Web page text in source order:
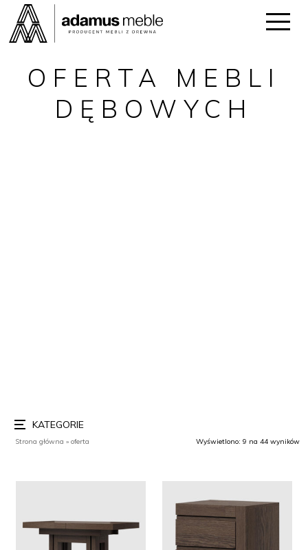
OFERTA MEBLI
DĘBOWYCH
Strona główna »oferta Wyświetlono: 9 na 44 wyników